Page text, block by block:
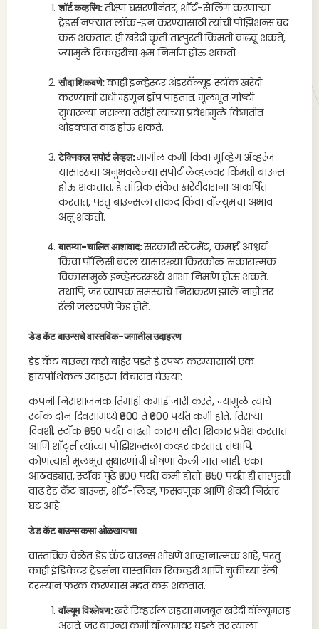
शॉर्ट कव्हरिंग:तीक्ष्ण घसरणीनंतर, शॉर्ट-सेलिंग करणाऱ्या
ट्रेडर्स नफ्यात लॉक-इन करण्यासाठी त्यांची पोझिशन्स बंद
करू शकतात. ही खरेदी कृती तात्पुरती किंमती वाढवू शकते,
ज्यामुळे रिकव्हरीचा भ्रम निर्माण होऊ शकतो.
सौदा शिकवणे:काही इन्व्हेस्टर अंडरवॅल्यूड स्टॉक खरेदी
करण्याची संधी म्हणून ड्रॉप पाहतात. मूलभूत गोष्टी
सुधारल्या नसल्या तरीही त्यांच्या प्रवेशामुळे किंमतीत
थोडक्यात वाढ होऊ शकते.
टेक्निकल सपोर्ट लेव्हल:मागील कमी किंवा मूव्हिंग ॲव्हरेज
यासारख्या अनुभवलेल्या सपोर्ट लेव्हलवर किंमती बाउन्स
होऊ शकतात. हे तांत्रिक संकेत खरेदीदारांना आकर्षित
करतात, परंतु बाउन्सला ताकद किंवा वॉल्यूमचा अभाव
असू शकतो.
बातम्या-चालित आशावाद:सरकारी स्टेटमेंट, कमाई आश्चर्य
किंवा पॉलिसी बदल यासारख्या किरकोळ सकारात्मक
विकासामुळे इन्व्हेस्टरमध्ये आशा निर्माण होऊ शकते.
तथापि, जर व्यापक समस्यांचे निराकरण झाले नाही तर
रॅली जलदपणे फेड होते.
डेड कॅट बाउन्सचे वास्तविक-जगातील उदाहरण
डेड कॅट बाउन्स कसे बाहेर पडते हे स्पष्ट करण्यासाठी एक
हायपोथिकल उदाहरण विचारात घेऊया:
कंपनी निराशाजनक तिमाही कमाई जारी करते, ज्यामुळे त्याचे
स्टॉक दोन दिवसांमध्ये ₹800 ते ₹600 पर्यंत कमी होते. तिसऱ्या
दिवशी, स्टॉक ₹650 पर्यंत वाढतो कारण सौदा शिकार प्रवेश करतात
आणि शॉर्ट्स त्यांच्या पोझिशन्सला कव्हर करतात. तथापि,
कोणत्याही मूलभूत सुधारणांची घोषणा केली जात नाही. एका
आठवड्यात, स्टॉक पुढे ₹500 पर्यंत कमी होतो. ₹650 पर्यंत ही तात्पुरती
वाढ डेड कॅट बाउन्स, शॉर्ट-लिव्ह, फसवणूक आणि शेवटी निरंतर
घट आहे.
डेड कॅट बाउन्स कसा ओळखायचा
वास्तविक वेळेत डेड कॅट बाउन्स शोधणे आव्हानात्मक आहे, परंतु
काही इंडिकेटर ट्रेडर्सना वास्तविक रिकव्हरी आणि चुकीच्या रॅली
दरम्यान फरक करण्यास मदत करू शकतात.
वॉल्यूम विश्लेषण:खरे रिव्हर्सल सहसा मजबूत खरेदी वॉल्यूमसह
असते. जर बाउन्स कमी वॉल्यूमवर घडले तर त्याला